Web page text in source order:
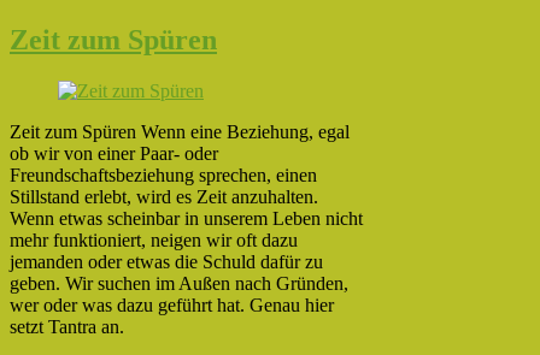
Zeit zum Spüren
Zeit zum Spüren Wenn eine Beziehung, egal
ob wir von einer Paar- oder
Freundschaftsbeziehung sprechen, einen
Stillstand erlebt, wird es Zeit anzuhalten.
Wenn etwas scheinbar in unserem Leben nicht
mehr funktioniert, neigen wir oft dazu
jemanden oder etwas die Schuld dafür zu
geben. Wir suchen im Außen nach Gründen,
wer oder was dazu geführt hat. Genau hier
setzt Tantra an.